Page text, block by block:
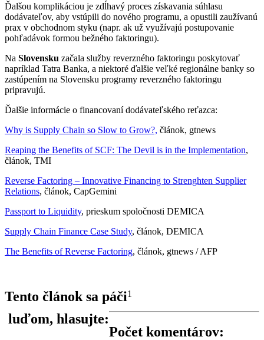
Ďalšou komplikáciou je zdĺhavý proces získavania súhlasu
dodávateľov, aby vstúpili do nového programu, a opustili zaužívanú
prax v obchodnom styku (napr. ak už využívajú postupovanie
pohľadávok formou bežného faktoringu).
Na Slovensku začala služby reverzného faktoringu poskytovať
napríklad Tatra Banka, a niektoré ďalšie veľké regionálne banky so
zastúpením na Slovensku programy reverzného faktoringu
pripravujú.
Ďalšie informácie o financovaní dodávateľského reťazca:
Why is Supply Chain so Slow to Grow?, článok, gtnews
Reaping the Benefits of SCF: The Devil is in the Implementation,
článok, TMI
Reverse Factoring – Innovative Financing to Strenghten Supplier
Relations, článok, CapGemini
Passport to Liquidity, prieskum spoločnosti DEMICA
Supply Chain Finance Case Study, článok, DEMICA
The Benefits of Reverse Factoring, článok, gtnews / AFP
Tento článok sa páči1
luďom, hlasujte:
Počet komentárov: